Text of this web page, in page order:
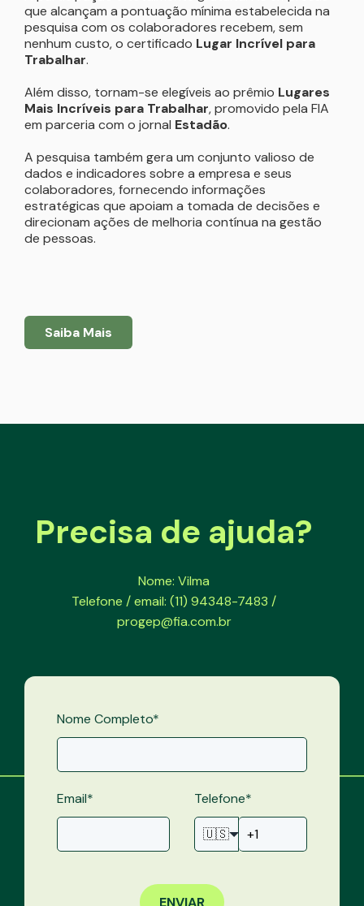
que alcançam a pontuação mínima estabelecida na
pesquisa com os colaboradores recebem, sem
nenhum custo, o certificado Lugar Incrível para
Trabalhar.
Além disso, tornam-se elegíveis ao prêmio Lugares
Mais Incríveis para Trabalhar, promovido pela FIA
em parceria com o jornal Estadão.
A pesquisa também gera um conjunto valioso de
dados e indicadores sobre a empresa e seus
colaboradores, fornecendo informações
estratégicas que apoiam a tomada de decisões e
direcionam ações de melhoria contínua na gestão
de pessoas.
Saiba Mais
Precisa de ajuda?
Nome: Vilma
Telefone / email: (11) 94348-7483 /
progep@fia.com.br
Nome Completo*
Email* Telefone*
🇺🇸